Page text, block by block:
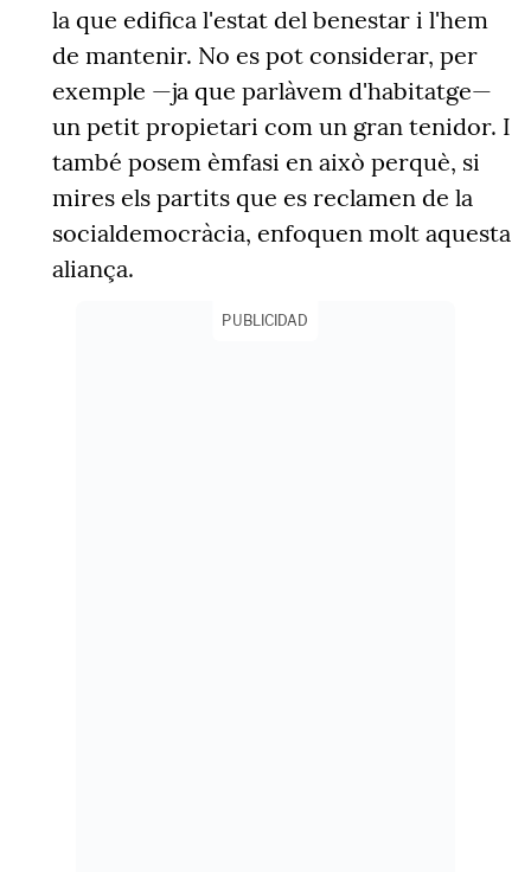
la que edifica l'estat del benestar i l'hem
de mantenir. No es pot considerar, per
exemple —ja que parlàvem d'habitatge—
un petit propietari com un gran tenidor. I
també posem èmfasi en això perquè, si
mires els partits que es reclamen de la
socialdemocràcia, enfoquen molt aquesta
aliança.
PUBLICIDAD